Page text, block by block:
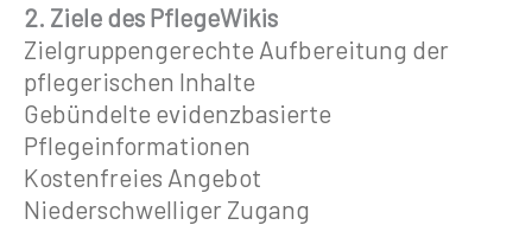
2. Ziele des PflegeWikis
Zielgruppengerechte Aufbereitung der
pflegerischen Inhalte
Gebündelte evidenzbasierte
Pflegeinformationen
Kostenfreies Angebot
Niederschwelliger Zugang